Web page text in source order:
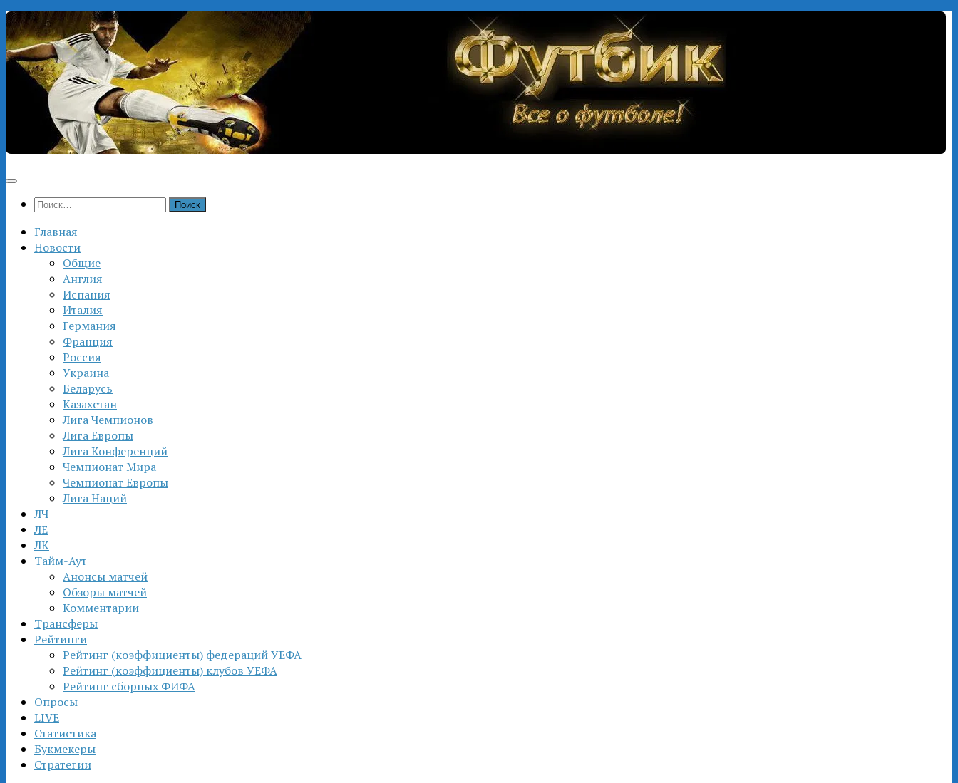
Перейти
к
содержимому
Найти:
Главная
Новости
Общие
Англия
Испания
Италия
Германия
Франция
Россия
Украина
Беларусь
Казахстан
Лига Чемпионов
Лига Европы
Лига Конференций
Чемпионат Мира
Чемпионат Европы
Лига Наций
ЛЧ
ЛЕ
ЛК
Тайм-Аут
Анонсы матчей
Обзоры матчей
Комментарии
Трансферы
Рейтинги
Рейтинг (коэффициенты) федераций УЕФА
Рейтинг (коэффициенты) клубов УЕФА
Рейтинг сборных ФИФА
Опросы
LIVE
Статистика
Букмекеры
Стратегии